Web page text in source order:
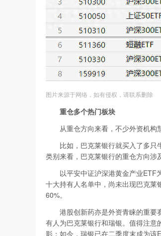
图片来源于网络，如有侵权，请联系删除
重仓多个热门板块
从重仓方向来看，不少外资机构慧
比如，巴克莱银行就买入了多只
类别来看，巴克莱银行的重仓方向涉
以平安中证沪深港黄金产业ETF
十大持有人名单中，尚未出现巴克
60%。
港股创新药亦是外资青睐的重要
有人为巴克莱银行和瑞银。值得注
影；如今，瑞银已在二季度末成为